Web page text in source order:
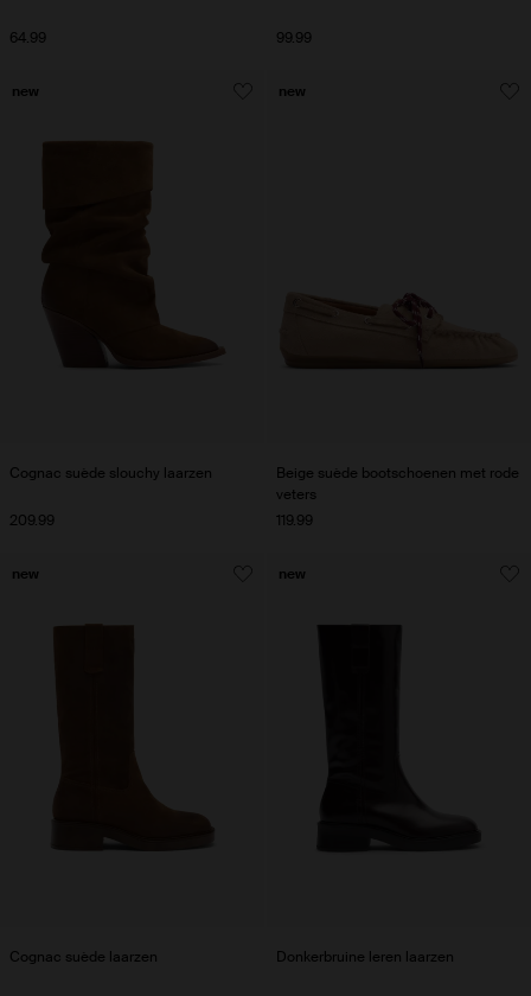
64.99 99.99
Cognac suède slouchy laarzen
209.99
new
Beige suède bootschoenen met rode
veters
119.99
new
Cognac suède laarzen
new
Donkerbruine leren laarzen
new